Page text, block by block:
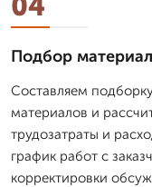
Подбор
Составляем
материалов и
трудозатраты и
график работ с
корректировки